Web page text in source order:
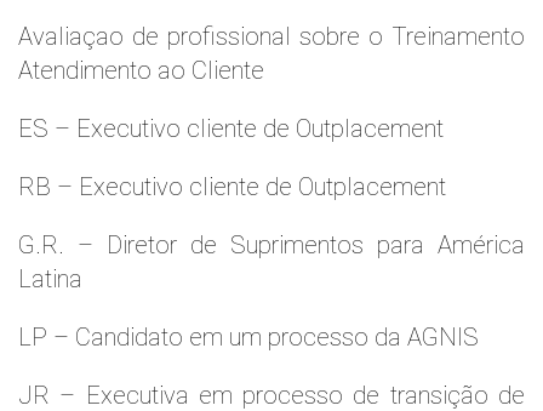
Avaliaçao de profissional sobre o Treinamento
Atendimento ao Cliente
ES – Executivo cliente de Outplacement
RB – Executivo cliente de Outplacement
G.R. – Diretor de Suprimentos para América
Latina
LP – Candidato em um processo da AGNIS
JR – Executiva em processo de transição de